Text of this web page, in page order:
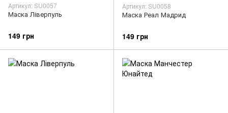
Артикул: SU0057
Маска Ліверпуль
149 грн
Артикул: SU0058
Маска Реал Мадрид
149 грн